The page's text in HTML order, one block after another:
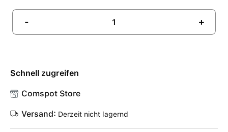
- +
Schnell zugreifen
Comspot Store
Versand: Derzeit nicht lagernd